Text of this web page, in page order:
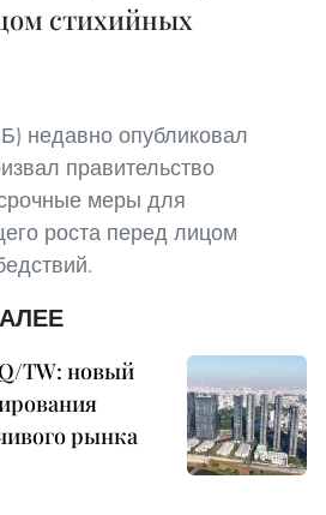
стихийных
недавно опубликовал
правительство
меры для
роста перед лицом
TW: новый
рынка